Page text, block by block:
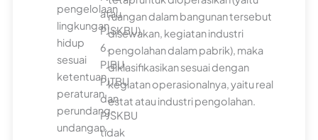
pengelolaan
lingkungan
hidup
sesuai
ketentuan
peraturan
perundang-
undangan.
atau
PJSKBU).
6.
PJBU,
PJTBU
dan
PJSKBU
tidak
ruangan dalam bangunan tersebut
disewakan, kegiatan industri
pengolahan dalam pabrik), maka
diklasifikasikan sesuai dengan
kegiatan operasionalnya, yaitu real
estat atau industri pengolahan.